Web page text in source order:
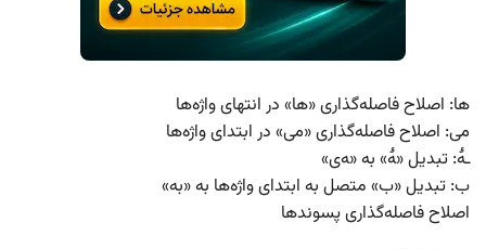
ها: اصلاح فاصله‌گذاری «ها» در انتهای واژه‌ها
می: اصلاح فاصله‌گذاری «می» در ابتدای واژه‌ها
‍ـۀ: تبدیل «‍‍ۀ» به «‍ه‌ی»
ب: تبدیل «ب» متصل به ابتدای واژه‌ها به «به»
اصلاح فاصله‌گذاری پسوندها